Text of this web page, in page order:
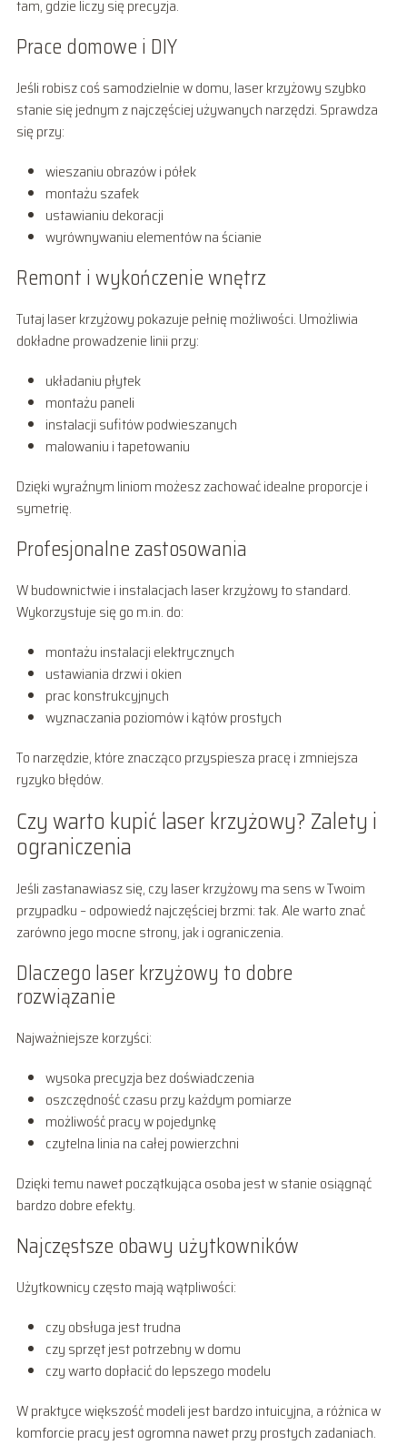
tam, gdzie liczy się precyzja.
Prace domowe i DIY
Jeśli robisz coś samodzielnie w domu, laser krzyżowy szybko
stanie się jednym z najczęściej używanych narzędzi. Sprawdza
się przy:
wieszaniu obrazów i półek
montażu szafek
ustawianiu dekoracji
wyrównywaniu elementów na ścianie
Remont i wykończenie wnętrz
Tutaj laser krzyżowy pokazuje pełnię możliwości. Umożliwia
dokładne prowadzenie linii przy:
układaniu płytek
montażu paneli
instalacji sufitów podwieszanych
malowaniu i tapetowaniu
Dzięki wyraźnym liniom możesz zachować idealne proporcje i
symetrię.
Profesjonalne zastosowania
W budownictwie i instalacjach laser krzyżowy to standard.
Wykorzystuje się go m.in. do:
montażu instalacji elektrycznych
ustawiania drzwi i okien
prac konstrukcyjnych
wyznaczania poziomów i kątów prostych
To narzędzie, które znacząco przyspiesza pracę i zmniejsza
ryzyko błędów.
Czy warto kupić laser krzyżowy? Zalety i
ograniczenia
Jeśli zastanawiasz się, czy laser krzyżowy ma sens w Twoim
przypadku – odpowiedź najczęściej brzmi: tak. Ale warto znać
zarówno jego mocne strony, jak i ograniczenia.
Dlaczego laser krzyżowy to dobre
rozwiązanie
Najważniejsze korzyści:
wysoka precyzja bez doświadczenia
oszczędność czasu przy każdym pomiarze
możliwość pracy w pojedynkę
czytelna linia na całej powierzchni
Dzięki temu nawet początkująca osoba jest w stanie osiągnąć
bardzo dobre efekty.
Najczęstsze obawy użytkowników
Użytkownicy często mają wątpliwości:
czy obsługa jest trudna
czy sprzęt jest potrzebny w domu
czy warto dopłacić do lepszego modelu
W praktyce większość modeli jest bardzo intuicyjna, a różnica w
komforcie pracy jest ogromna nawet przy prostych zadaniach.